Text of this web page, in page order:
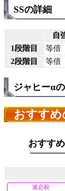
SSの詳細
自
1段階目
等倍
2段階目
等倍
ジャヒーα
おすすめ
おすす
速必殺